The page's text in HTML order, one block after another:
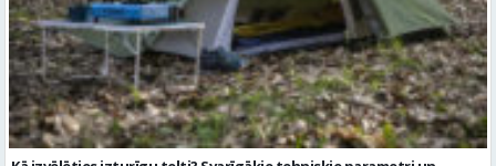
Kā izvēlēties izturīgu telti? Svarīgākie tehniskie parametri un
salīdzinājums